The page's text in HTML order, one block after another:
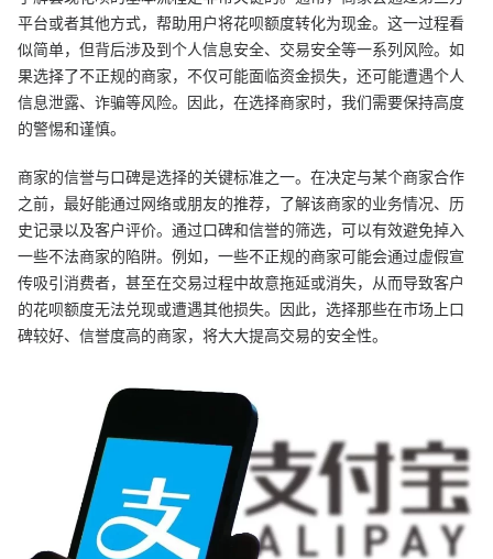
平台或者其他方式，帮助用户将花呗额度转化为现金。这一过程看
似简单，但背后涉及到个人信息安全、交易安全等一系列风险。如
果选择了不正规的商家，不仅可能面临资金损失，还可能遭遇个人
信息泄露、诈骗等风险。因此，在选择商家时，我们需要保持高度
的警惕和谨慎。
商家的信誉与口碑是选择的关键标准之一。在决定与某个商家合作
之前，最好能通过网络或朋友的推荐，了解该商家的业务情况、历
史记录以及客户评价。通过口碑和信誉的筛选，可以有效避免掉入
一些不法商家的陷阱。例如，一些不正规的商家可能会通过虚假宣
传吸引消费者，甚至在交易过程中故意拖延或消失，从而导致客户
的花呗额度无法兑现或遭遇其他损失。因此，选择那些在市场上口
碑较好、信誉度高的商家，将大大提高交易的安全性。